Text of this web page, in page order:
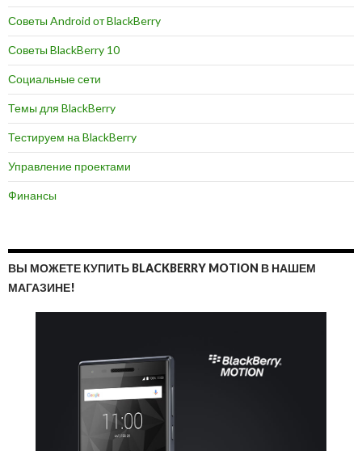
Советы Android от BlackBerry
Советы BlackBerry 10
Социальные сети
Темы для BlackBerry
Тестируем на BlackBerry
Управление проектами
Финансы
ВЫ МОЖЕТЕ КУПИТЬ BLACKBERRY MOTION В НАШЕМ
МАГАЗИНЕ!